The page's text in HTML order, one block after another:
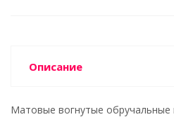
Описание
Матовые вогнутые обручальные